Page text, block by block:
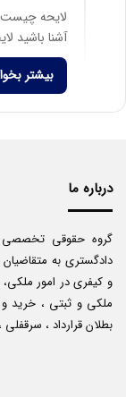
لایحه چیست
آشنا باشید
بیشتر
درباره ما
گروه حقوقی تخصصی
دادگستری به
و کیفری در امور
ملکی و ثبتی ، خرید
بطلان قرارداد ،